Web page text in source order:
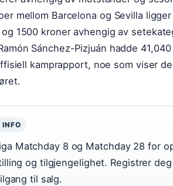
mellom Barcelona og Sevilla
1500 kroner avhengig av
Sánchez-Pizjuán hadde
kamprapport, noe som viser
INFO
Matchday 8 og Matchday 28 for
og tilgjengelighet. Registrer
til salg.